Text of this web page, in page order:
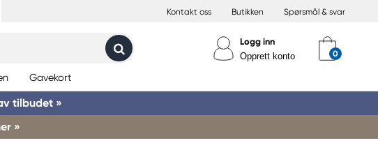
Kontakt oss Butikken Spørsmål & svar
Logg inn
Opprett konto
Gavekort
tilbudet »
»